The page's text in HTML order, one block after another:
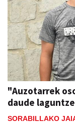
"Auzotarrek
daude
SORABILLAKO